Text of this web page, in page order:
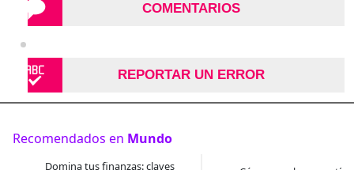
COMENTARIOS
REPORTAR UN ERROR
Recomendados en Mundo
Domina tus finanzas: claves